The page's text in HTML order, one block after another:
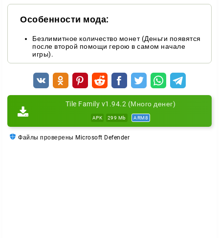
Особенности мода:
Безлимитное количество монет (Деньги появятся
после второй помощи герою в самом начале
игры).
Tile Family v1.94.2 (Много денег)
APK 299 Mb ARM8
Файлы проверены Microsoft Defender